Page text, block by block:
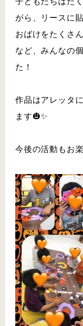
がら、リースに
おばけをたくさ
など、みんなの
た！
作品はアレッタ
ます🎃✨
今後の活動もお